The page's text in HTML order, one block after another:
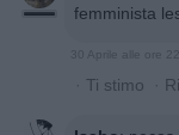
femminista
30 Aprile alle ore
· Ti stimo ·